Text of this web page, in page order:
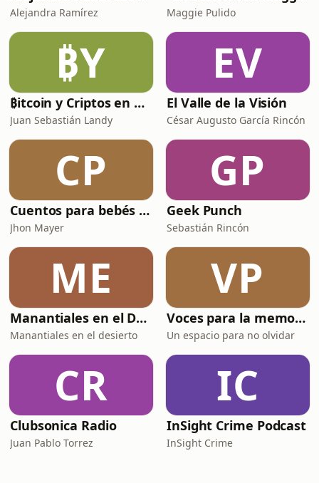
Alejandra Ramírez Maggie Pulido
₿Y
₿itcoin y Criptos en español
Juan Sebastián Landy
EV
El Valle de la Visión
César Augusto García Rincón
CP
Cuentos para bebés y Niños
Jhon Mayer
GP
Geek Punch
Sebastián Rincón
ME
Manantiales en el Desierto
Manantiales en el desierto
VP
Voces para la memoria
Un espacio para no olvidar
CR
Clubsonica Radio
Juan Pablo Torrez
IC
InSight Crime Podcast
InSight Crime